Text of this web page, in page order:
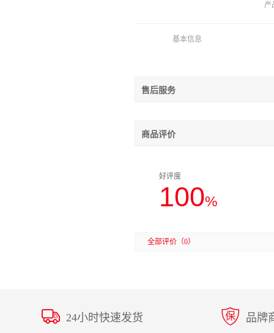
产
基本信息
售后服务
商品评价
好评度
100%
全部评价 （0）
24小时快速发货 品牌